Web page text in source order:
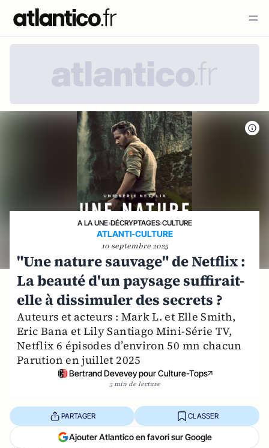
A LA UNE›DÉCRYPTAGES›CULTURE
ATLANTI-CULTURE
10 septembre 2025
"Une nature sauvage" de Netflix :
La beauté d'un paysage suffirait-
elle à dissimuler des secrets ?
Auteurs et acteurs : Mark L. et Elle Smith,
Eric Bana et Lily Santiago Mini-Série TV,
Netflix 6 épisodes d’environ 50 mn chacun
Parution en juillet 2025
Bertrand Devevey pour Culture-Tops
3 min de lecture
PARTAGER CLASSER
Ajouter Atlantico en favori sur Google